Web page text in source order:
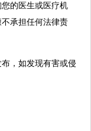
的医生或医疗机
承担任何法律责
，如发现有害或侵